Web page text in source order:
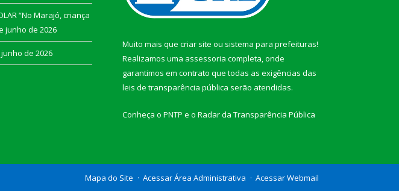
“No Marajó, criança
junho de 2026
junho de 2026
Muito mais que criar site ou sistema para prefeituras!
Realizamos uma assessoria completa, onde
garantimos em contrato que todas as exigências das
leis de transparência pública serão atendidas.
Conheça o PNTP e o Radar da Transparência Pública
Mapa do Site Acessar Área Administrativa Acessar Webmail